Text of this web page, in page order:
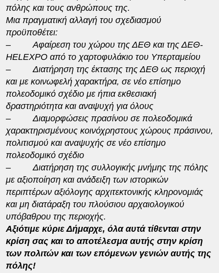
πόλης και τους ανθρώπους της.
Μια πραγματική αλλαγή του σχεδιασμού
προϋποθέτει:
–
Αφαίρεση του χώρου της ΔΕΘ και της ΔΕΘ-
HELEXPO από το χαρτοφυλάκιο του Υπερταμείου
–
Διατήρηση της έκτασης της ΔΕΘ ως περιοχή
και με κοινωφελή χαρακτήρα, σε νέο επίσημο
πολεοδομικό σχέδιο με ήπια εκθεσιακή
δραστηριότητα και αναψυχή για όλους
–
Διαμορφώσεις πρασίνου σε πολεοδομικά
χαρακτηρισμένους κοινόχρηστους χώρους πράσινου,
πολιτισμού και αναψυχής σε νέο επίσημο
πολεοδομικό σχέδιο
–
Διατήρηση της συλλογικής μνήμης της πόλης
με αξιοποίηση και ανάδειξη των ιστορικών
περιπτέρων αξιόλογης αρχιτεκτονικής κληρονομιάς
και μη διατάραξη του πλούσιου αρχαιολογικού
υπόβαθρου της περιοχής.
Αξιότιμε κύριε Δήμαρχε, όλα αυτά τίθενται στην
κρίση σας και το αποτέλεσμα αυτής στην κρίση
των πολιτών και των επόμενων γενιών αυτής της
πόλης!